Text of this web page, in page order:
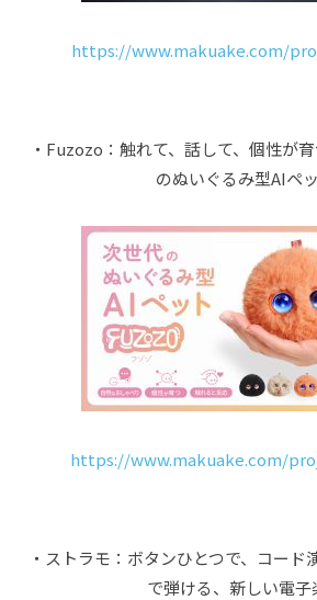
https://www.makuake.com/
・Fuzozo：触れて、話して、個性が
のぬいぐるみ型AIペ
https://www.makuake.com/
・ストラモ：ボタンひとつで、コード
で弾ける、新しい電子